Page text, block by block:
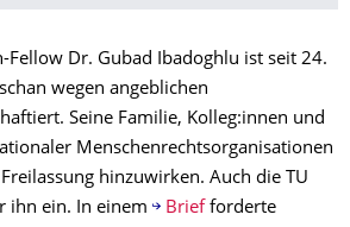
Fellow Dr. Gubad Ibadoghlu ist seit 24.
wegen angeblichen
Seine Familie, Kolleg:innen und
Menschenrechtsorganisationen
hinzuwirken. Auch die TU
ihn ein. In einem
Briefforderte